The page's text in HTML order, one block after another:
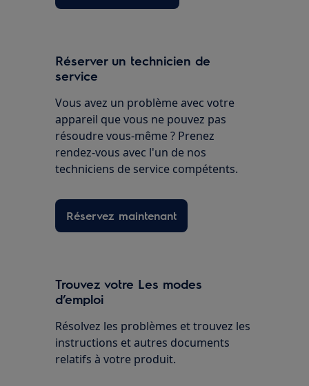
Réserver un technicien de
service
Vous avez un problème avec votre
appareil que vous ne pouvez pas
résoudre vous-même ? Prenez
rendez-vous avec l'un de nos
techniciens de service compétents.
Réservez maintenant
Trouvez votre Les modes
d’emploi
Résolvez les problèmes et trouvez les
instructions et autres documents
relatifs à votre produit.